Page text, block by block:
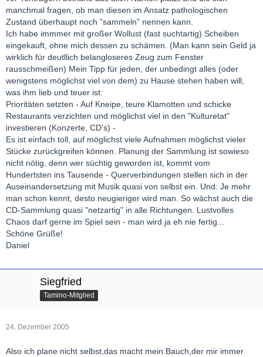
manchmal fragen, ob man diesen im Ansatz pathologischen
Zustand überhaupt noch "sammeln" nennen kann.
Ich habe immmer mit großer Wollust (fast suchtartig) Scheiben
eingekauft, ohne mich dessen zu schämen. (Man kann sein Geld ja
wirklich für deutllich belangloseres Zeug zum Fenster
rausschmeißen) Mein Tipp für jeden, der unbedingt alles (oder
wenigstens möglichst viel von dem) zu Hause stehen haben will,
was ihm lieb und teuer ist:
Prioritäten setzten - Auf Kneipe, teure Klamotten und schicke
Restaurants verzichten und möglichst viel in den "Kulturetat"
investieren (Konzerte, CD's) -
Es ist einfach toll, auf möglichst viele Aufnahmen möglichst vieler
Stücke zurückgreifen können. Planung der Sammlung ist sowieso
nicht nötig, denn wer süchtig geworden ist, kommt vom
Hundertsten ins Tausende - Querverbindungen stellen sich in der
Auseinandersetzung mit Musik quasi von selbst ein. Und: Je mehr
man schon kennt, desto neugieriger wird man. So wächst auch die
CD-Sammlung quasi "netzartig" in alle Richtungen. Lustvolles
Chaos darf gerne im Spiel sein - man wird ja eh nie fertig...
Schöne Grüße!
Daniel
Siegfried
Tamino-Mitglied
24. Dezember 2005
Also ich plane nicht selbst,das macht mein Bauch,der mir immer